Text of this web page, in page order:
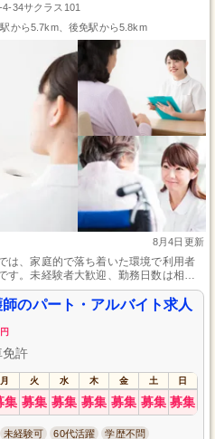
34サクラス101
から5.7km、後免駅から5.8km
8月4日更新
は、家庭的で落ち着いた環境で利用者
す。未経験者大歓迎、勤務日数は相談
ベートとの両立も可能です。一緒に元
のパート・アルバイト求人
円
許
月 火 水 木 金 土 日
集 募集 募集 募集 募集 募集 募集
未経験可 60代活躍 学歴不問